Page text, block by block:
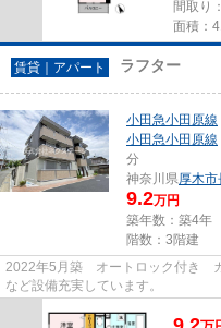
間取り
面積：
賃貸｜アパート ラフター
小田急小田原線
小田急小田原線
分
神奈川県厚木市
9.2万円
築年数：築4年
階数：3階建
2022年5月築 オートロック付き
など設備充実しています。